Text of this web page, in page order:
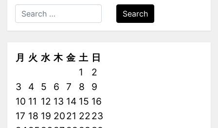
域
に
移
す
る
際
の
注
Search
月 火 水 木 金 土 日
1
2
3
4 5 6 7 8
9
10 11 12 13 14 15 16
17 18 19 2021 2223